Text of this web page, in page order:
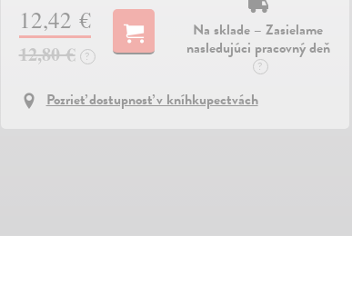
12,42 €
12,80 € ?
Na sklade – Zasielame
nasledujúci pracovný deň
?
Pozrieť dostupnosť v kníhkupectvách